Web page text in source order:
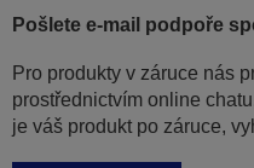
Pošlete e-mail podpoře
Pro produkty v záruce nás
prostřednictvím online
je váš produkt po záruce,